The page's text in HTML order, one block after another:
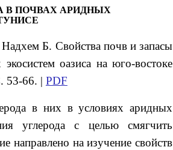
В ПОЧВАХ АРИДНЫХ
НадхемБ. Свойства почв и запасы
оазиса на юго-востоке
53-66. | PDF
в них в условиях аридных
углерода с целью смягчить
направлено на изучение свойств